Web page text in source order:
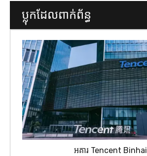
ប្លុកដែលពាក់ព័ន្ធ
អគារ Tencent Binhai